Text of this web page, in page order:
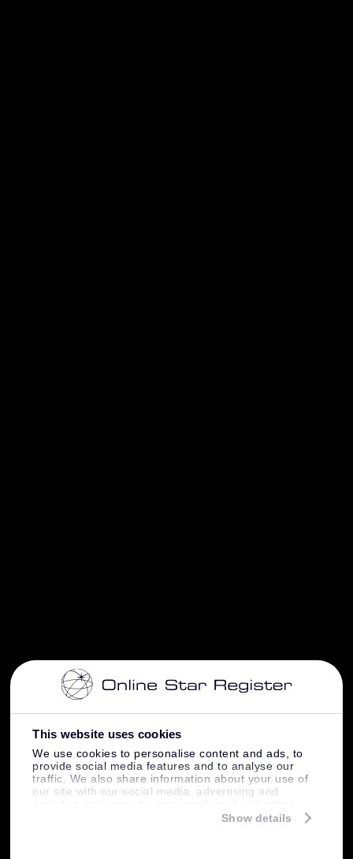
This website uses cookies
We use cookies to personalise content and ads, to
provide social media features and to analyse our
traffic. We also share information about your use of
our site with our social media, advertising and
information that you’ve provided to them or that
Show details